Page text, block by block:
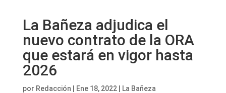
La Bañeza adjudica el
nuevo contrato de la ORA
que estará en vigor hasta
2026
por Redacción Ene 18, 2022| La Bañeza